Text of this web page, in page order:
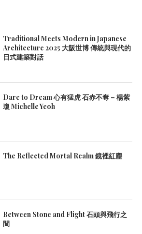
Traditional Meets Modern in Japanese
Architecture 2025 大阪世博 傳統與現代的
日式建築對話
Dare to Dream 心有猛虎 石赤不奪 – 楊紫
瓊 Michelle Yeoh
The Reflected Mortal Realm 鏡裡紅塵
Between Stone and Flight 石頭與飛行之
間